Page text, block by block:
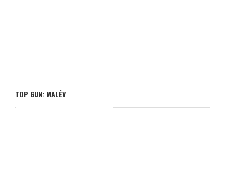
TOP GUN: MALÉV